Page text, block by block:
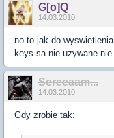
G[o]Q
14.03.2010
no to jak do
keys sa nie uzywane nie
Screeaam...
14.03.2010
Gdy zrobie tak: